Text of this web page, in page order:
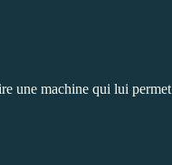
une machine qui lui permet